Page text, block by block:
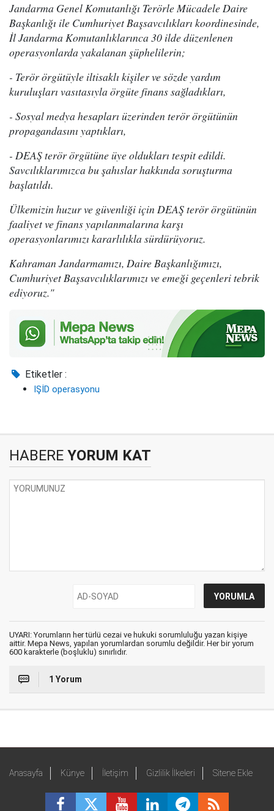
Jandarma Genel Komutanlığı Terörle Mücadele Daire
Başkanlığı ile Cumhuriyet Başsavcılıkları koordinesinde,
İl Jandarma Komutanlıklarınca 30 ilde düzenlenen
operasyonlarda yakalanan şüphelilerin;
- Terör örgütüyle iltisaklı kişiler ve sözde yardım
kuruluşları vasıtasıyla örgüte finans sağladıkları,
- Sosyal medya hesapları üzerinden terör örgütünün
propagandasını yaptıkları,
- DEAŞ terör örgütüne üye oldukları tespit edildi.
Savcılıklarımızca bu şahıslar hakkında soruşturma
başlatıldı.
Ülkemizin huzur ve güvenliği için DEAŞ terör örgütünün
faaliyet ve finans yapılanmalarına karşı
operasyonlarımızı kararlılıkla sürdürüyoruz.
Kahraman Jandarmamızı, Daire Başkanlığımızı,
Cumhuriyet Başsavcılıklarımızı ve emeği geçenleri tebrik
ediyoruz."
Etiketler :
IŞİD operasyonu
HABERE YORUM KAT
UYARI: Yorumların her türlü cezai ve hukuki sorumluluğu yazan kişiye
aittir. Mepa News, yapılan yorumlardan sorumlu değildir. Her bir yorum
600 karakterle (boşluklu) sınırlıdır.
1 Yorum
Anasayfa Künye İletişim Gizlilik İlkeleri Sitene Ekle